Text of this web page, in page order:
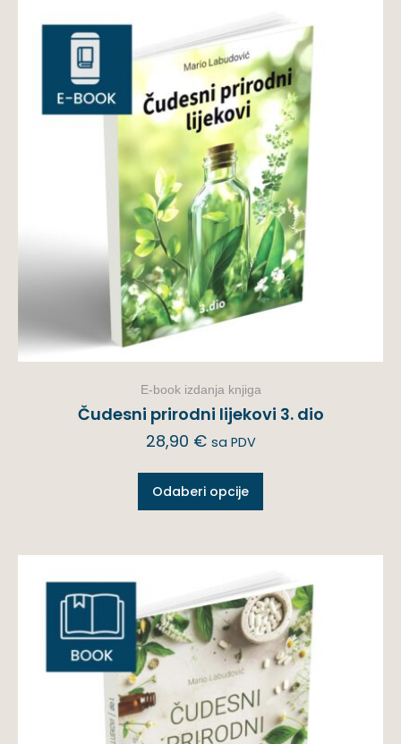
E-book izdanja knjiga
Čudesni prirodni lijekovi 3. dio
28,90 € sa PDV
Odaberi opcije